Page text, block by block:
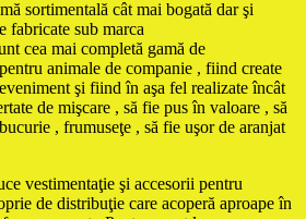
sortimentală cât mai bogată dar şi
fabricate sub marca
cea mai completă gamă de
animale de companie , fiind create
şi fiind în aşa fel realizate încât
de mişcare , să fie pus în valoare , să
, frumuseţe , să fie uşor de aranjat
vestimentaţie şi accesorii pentru
de distribuţie care acoperă aproape în